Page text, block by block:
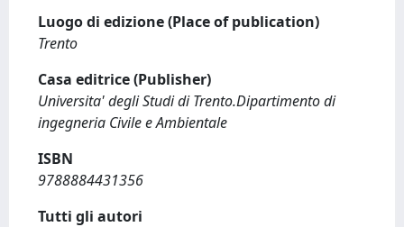
Luogo di edizione (Place of publication)
Trento
Casa editrice (Publisher)
Universita' degli Studi di Trento.Dipartimento di
ingegneria Civile e Ambientale
ISBN
9788884431356
Tutti gli autori